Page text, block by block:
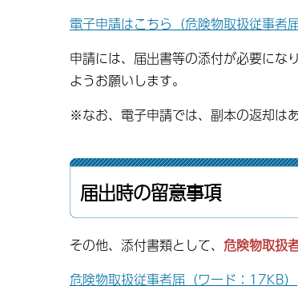
電子申請はこちら（危険物取扱従事者
申請には、届出書等の添付が必要にな
ようお願いします。
※なお、電子申請では、副本の返却は
届出時の留意事項
その他、添付書類として、 危険物取扱
危険物取扱従事者届（ワード：17KB）